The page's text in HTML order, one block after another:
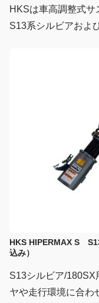
HKSは車高調整式サ
S13系シルビアおよ
HKS HIPERMAX S
込み）
S13シルビア/180SX
ヤや走行環境に合わ